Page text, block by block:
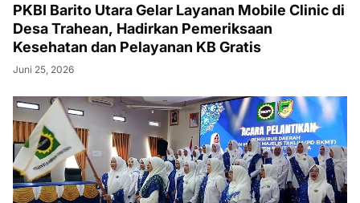
PKBI Barito Utara Gelar Layanan Mobile Clinic di
Desa Trahean, Hadirkan Pemeriksaan
Kesehatan dan Pelayanan KB Gratis
Juni 25, 2026